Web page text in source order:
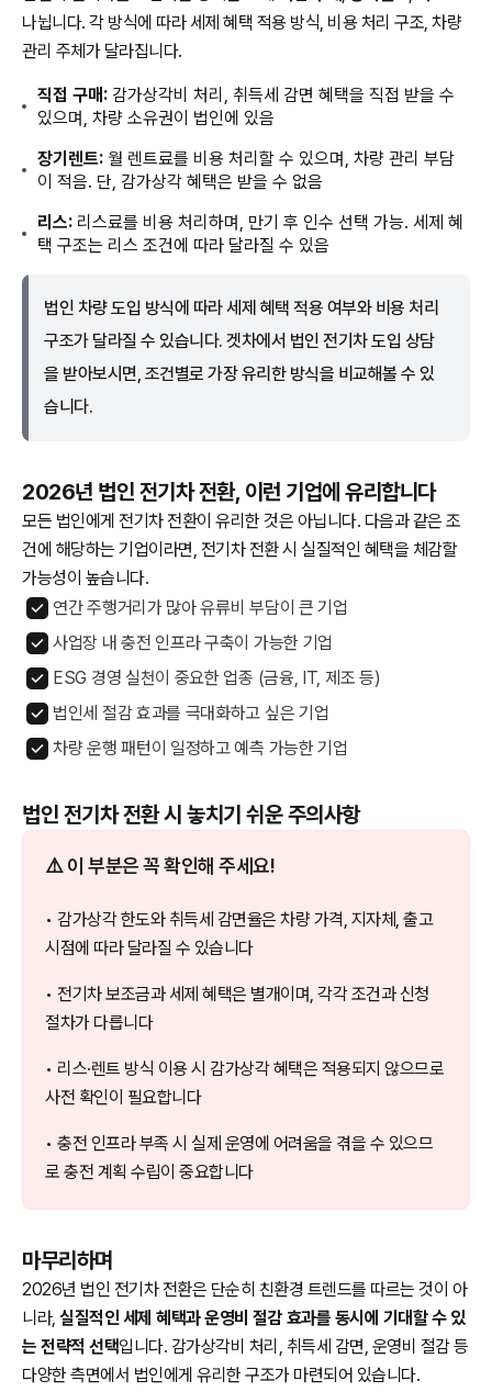
나뉩니다. 각 방식에 따라 세제 혜택 적용 방식, 비용 처리 구조, 차량
관리 주체가 달라집니다.
직접 구매: 감가상각비 처리, 취득세 감면 혜택을 직접 받을 수
있으며, 차량 소유권이 법인에 있음
장기렌트: 월 렌트료를 비용 처리할 수 있으며, 차량 관리 부담
이 적음. 단, 감가상각 혜택은 받을 수 없음
리스: 리스료를 비용 처리하며, 만기 후 인수 선택 가능. 세제 혜
택 구조는 리스 조건에 따라 달라질 수 있음
법인 차량 도입 방식에 따라 세제 혜택 적용 여부와 비용 처리
구조가 달라질 수 있습니다. 겟차에서 법인 전기차 도입 상담
을 받아보시면, 조건별로 가장 유리한 방식을 비교해볼 수 있
습니다.
2026년 법인 전기차 전환, 이런 기업에 유리합니다
모든 법인에게 전기차 전환이 유리한 것은 아닙니다. 다음과 같은 조
건에 해당하는 기업이라면, 전기차 전환 시 실질적인 혜택을 체감할
가능성이 높습니다.
연간 주행거리가 많아 유류비 부담이 큰 기업
사업장 내 충전 인프라 구축이 가능한 기업
ESG 경영 실천이 중요한 업종 (금융, IT, 제조 등)
법인세 절감 효과를 극대화하고 싶은 기업
차량 운행 패턴이 일정하고 예측 가능한 기업
법인 전기차 전환 시 놓치기 쉬운 주의사항
⚠️ 이 부분은 꼭 확인해 주세요!
• 감가상각 한도와 취득세 감면율은 차량 가격, 지자체, 출고
시점에 따라 달라질 수 있습니다
• 전기차 보조금과 세제 혜택은 별개이며, 각각 조건과 신청
절차가 다릅니다
• 리스·렌트 방식 이용 시 감가상각 혜택은 적용되지 않으므로
사전 확인이 필요합니다
• 충전 인프라 부족 시 실제 운영에 어려움을 겪을 수 있으므
로 충전 계획 수립이 중요합니다
마무리하며
2026년 법인 전기차 전환은 단순히 친환경 트렌드를 따르는 것이 아
니라, 실질적인 세제 혜택과 운영비 절감 효과를 동시에 기대할 수 있
는 전략적 선택입니다. 감가상각비 처리, 취득세 감면, 운영비 절감 등
다양한 측면에서 법인에게 유리한 구조가 마련되어 있습니다.